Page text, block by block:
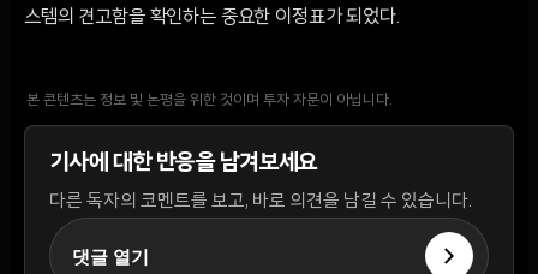
스템의 견고함을 확인하는 중요한 이정표가 되었다.
본 콘텐츠는 정보 및 논평을 위한 것이며 투자 자문이 아닙니다.
기사에 대한 반응을 남겨보세요
다른 독자의 코멘트를 보고, 바로 의견을 남길 수 있습니다.
댓글 열기